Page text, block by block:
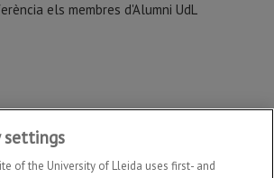
els membres d'Alumni UdL
settings
of the University of Lleida uses first- and